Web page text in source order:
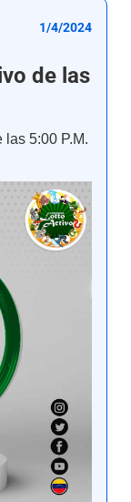
1/4/2024
de las
5:00 P.M.